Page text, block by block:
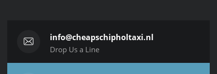
info@cheapschipholtaxi.nl
Drop Us a Line